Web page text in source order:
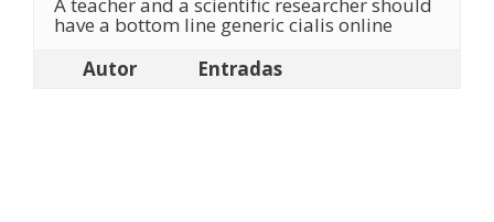
A teacher and a scientific researcher should
have a bottom line generic cialis online
Autor
Entradas